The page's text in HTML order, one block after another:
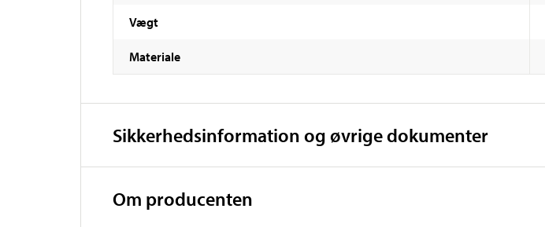
Vægt
Materiale
Sikkerhedsinformation og øvrige dokumenter
Om producenten